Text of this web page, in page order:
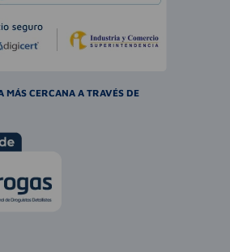
CERCANA A TRAVÉS DE